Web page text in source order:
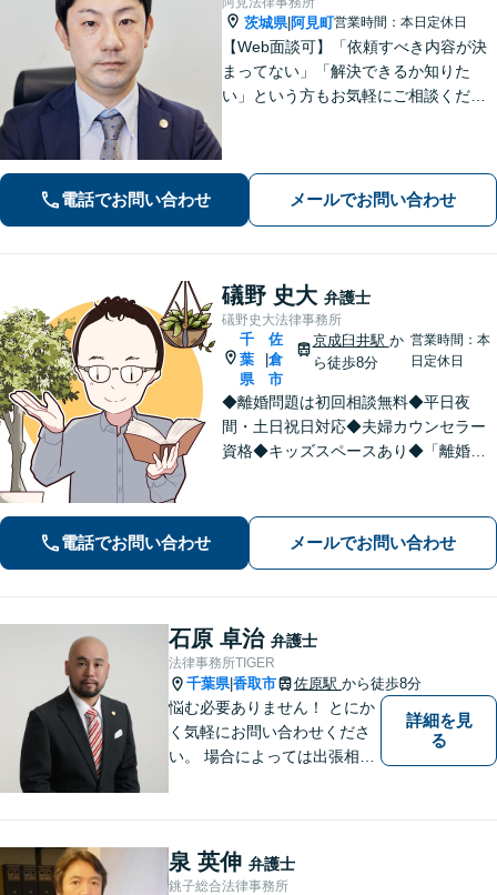
茨城県|阿見町営業時間：本日定休日
【Web面談可】「依頼すべき内容が決
まってない」「解決できるか知りた
い」という方もお気軽にご相談くださ
電話でお問い合わせ メールでお問い合わせ
礒野 史大 弁護士
礒野史大法律事務所
千
葉
県
|
佐
倉
市
京成臼井駅 か
ら徒歩8分
営業時間：本
日定休日
◆離婚問題は初回相談無料◆平日夜
間・土日祝日対応◆夫婦カウンセラー
資格◆キッズスペースあり◆「離婚・
たい！」が私の信条。【京成臼井駅か
ら徒歩8分】【専用駐車場】
電話でお問い合わせ メールでお問い合わせ
石原 卓治 弁護士
法律事務所TIGER
千葉県|香取市 佐原駅 から徒歩8分
悩む必要ありません！ とにか
く気軽にお問い合わせくださ
い。 場合によっては出張相談
詳細を見
る
泉 英伸 弁護士
銚子総合法律事務所